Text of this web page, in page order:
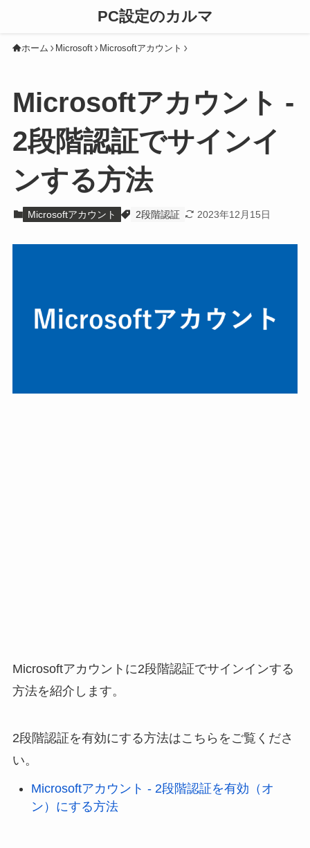
PC設定のカルマ
ホーム Microsoft Microsoftアカウント
Microsoftアカウント -
2段階認証でサインイ
ンする方法
Microsoftアカウント 2段階認証 2023年12月15日
Microsoftアカウントに2段階認証でサインインする
方法を紹介します。
2段階認証を有効にする方法はこちらをご覧くださ
い。
Microsoftアカウント - 2段階認証を有効（オ
ン）にする方法